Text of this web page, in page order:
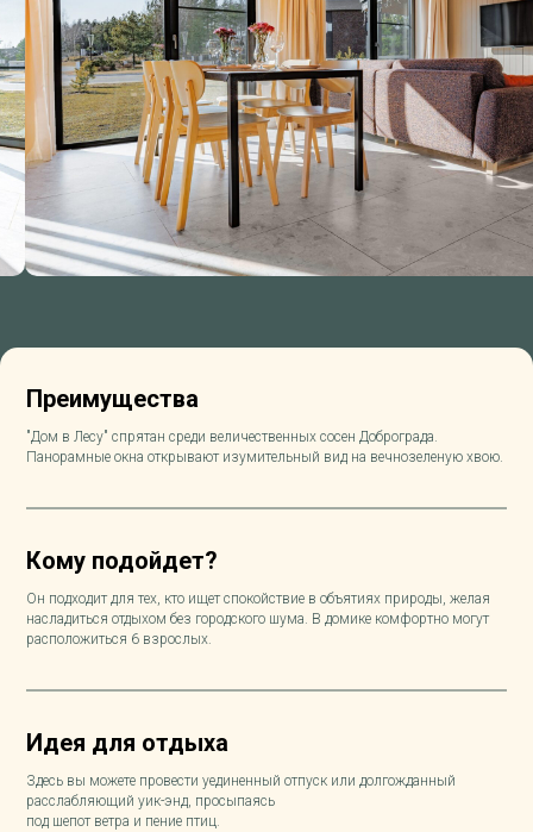
Преимущества
"Дом в Лесу" спрятан среди величественных сосен Доброграда.
Панорамные окна открывают изумительный вид на вечнозеленую хвою.
Кому подойдет?
Он подходит для тех, кто ищет спокойствие в объятиях природы, желая
насладиться отдыхом без городского шума. В домике комфортно могут
расположиться 6 взрослых.
Идея для отдыха
Здесь вы можете провести уединенный отпуск или долгожданный
расслабляющий уик-энд, просыпаясь
под шепот ветра и пение птиц.